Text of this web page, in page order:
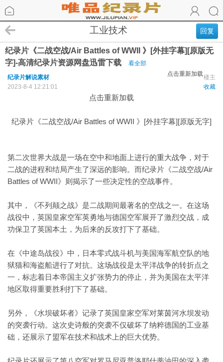
回复
工业技术
纪录片《二战空战/Air Battles of WWII 》[外挂字幕][原版无
字]-高清纪录片资源网盘迅雷下载
看全部
点击重新加载楼主
纪录片解说素材
收藏
2023-8-4 12:21:01
点击重新加载
纪录片《二战空战/Air Battles of WWII 》[外挂字幕][原版无字]
第二次世界大战是一场在空中和地面上进行的重大战争，对于
二战的进程和结局产生了深远的影响。而纪录片《二战空战/Air
Battles of WWII》则揭示了一些决定性的空战事件。
其中，《不列颠之战》是二战期间最著名的空战之一。在这场
战役中，英国皇家空军英勇地与德国空军展开了激烈交战，成
功保卫了英国本土，为后来的反攻打下了基础。
在《中途岛战役》中，日本零式战斗机与美国海军航空队的地
狱猫和海盗船进行了对抗。这场战役是太平洋战争的转折点之
一，标志着日本帝国主义扩张势力的停止，并为美国在太平洋
地区取得重要胜利打下了基础。
另外，《水坝破坏者》记录了英国皇家空军对莱茵河水坝发动
的突袭行动。这次史诗般的突袭不仅破坏了纳粹德国的工业基
础，还展示了盟军在技术和战术上的巨大优势。